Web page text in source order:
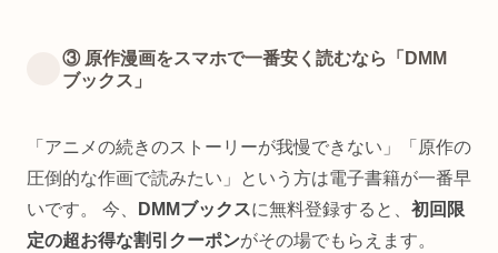
③ 原作漫画をスマホで一番安く読むなら「DMM
ブックス」
「アニメの続きのストーリーが我慢できない」「原作の
圧倒的な作画で読みたい」という方は電子書籍が一番早
いです。 今、
DMMブックスに無料登録すると、 初回限
定の超お得な割引クーポンがその場でもらえます。